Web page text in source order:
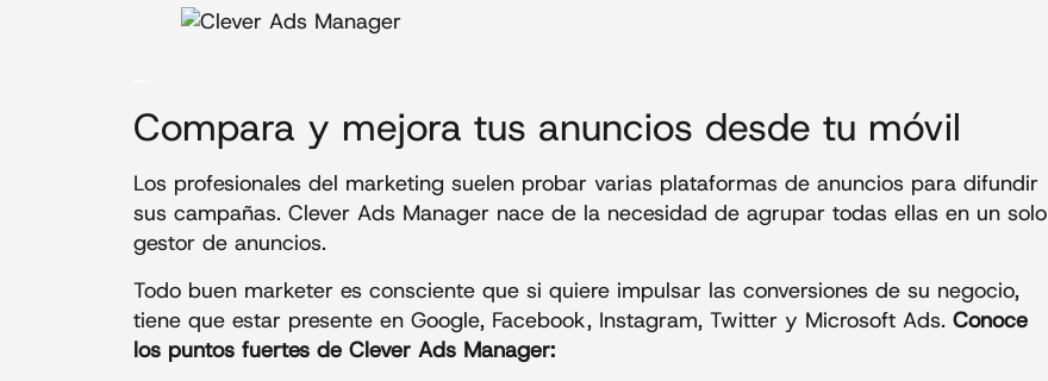
Compara y mejora tus anuncios desde tu móvil
Los profesionales del marketing suelen probar varias plataformas de anuncios para difundir
sus campañas. Clever Ads Manager nace de la necesidad de agrupar todas ellas en un solo
gestor de anuncios.
Todo buen marketer es consciente que si quiere impulsar las conversiones de su negocio,
tiene que estar presente en Google, Facebook, Instagram, Twitter y Microsoft Ads. Conoce
los puntos fuertes de Clever Ads Manager: